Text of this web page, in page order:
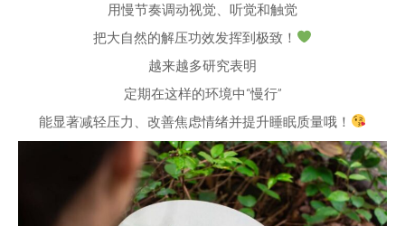
用慢节奏调动视觉、听觉和触觉
把大自然的解压功效发挥到极致！
越来越多研究表明
定期在这样的环境中“慢行”
能显著减轻压力、改善焦虑情绪并提升睡眠质量哦！